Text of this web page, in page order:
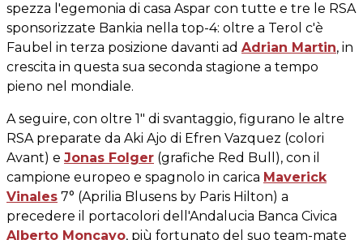
spezza l'egemonia di casa Aspar con tutte e tre le RSA
sponsorizzate Bankia nella top-4: oltre a Terol c'è
Faubel in terza posizione davanti ad Adrian Martin, in
crescita in questa sua seconda stagione a tempo
pieno nel mondiale.
A seguire, con oltre 1" di svantaggio, figurano le altre
RSA preparate da Aki Ajo di Efren Vazquez (colori
Avant) e Jonas Folger (grafiche Red Bull), con il
campione europeo e spagnolo in carica Maverick
Vinales 7° (Aprilia Blusens by Paris Hilton) a
precedere il portacolori dell'Andalucia Banca Civica
Alberto Moncayo, più fortunato del suo team-mate